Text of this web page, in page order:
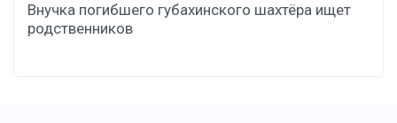
Внучка погибшего губахинского шахтёра ищет
родственников